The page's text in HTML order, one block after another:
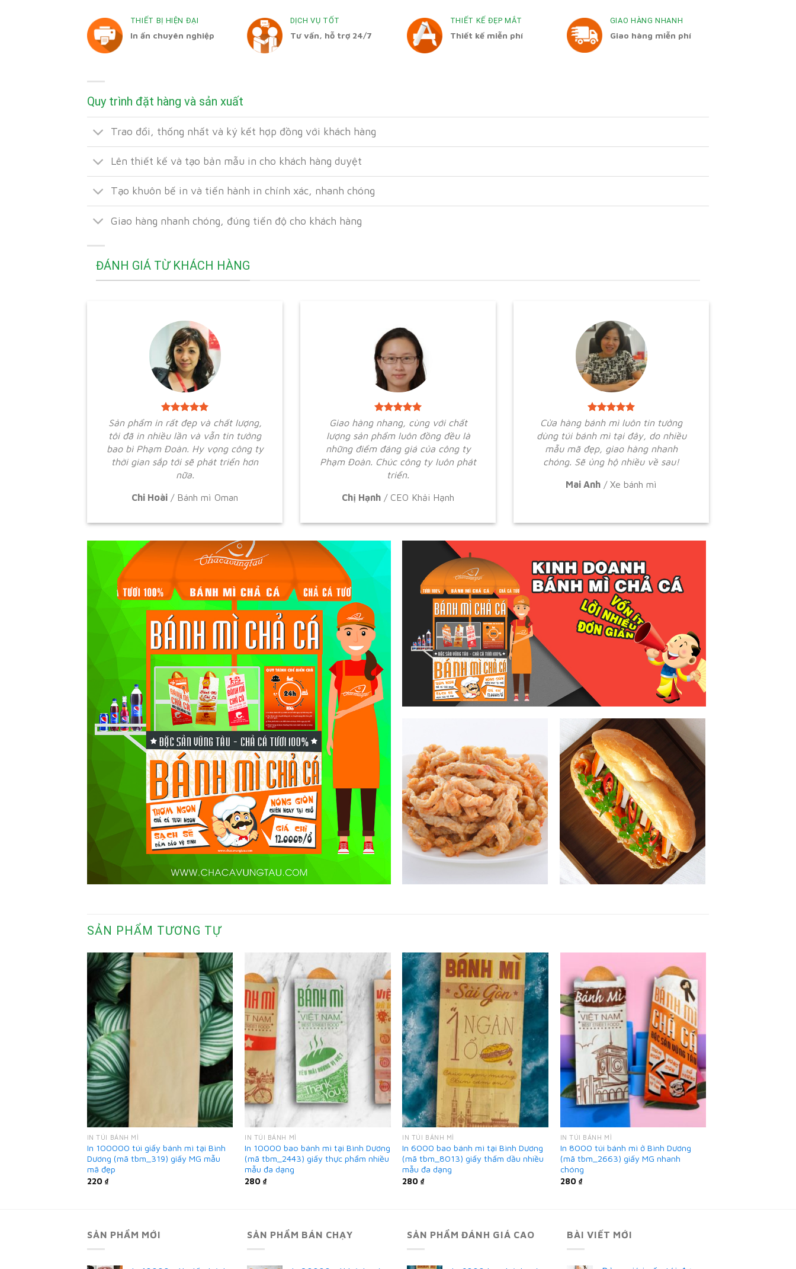
THIẾT BỊ HIỆN ĐẠI
In ấn chuyên nghiệp
DỊCH VỤ TỐT
Tư vấn, hỗ trợ 24/7
THIẾT KẾ ĐẸP MẮT
Thiết kế miễn phí
GIAO HÀNG NHANH
Giao hàng miễn phí
Quy trình đặt hàng và sản xuất
Trao đổi, thống nhất và ký kết hợp đồng với khách hàng
Lên thiết kế và tạo bản mẫu in cho khách hàng duyệt
Tạo khuôn bế in và tiến hành in chính xác, nhanh chóng
Giao hàng nhanh chóng, đúng tiến độ cho khách hàng
ĐÁNH GIÁ TỪ KHÁCH HÀNG
Sản phẩm in rất đẹp và chất lượng,
tôi đã in nhiều lần và vẫn tin tưởng
bao bì Phạm Đoàn. Hy vọng công ty
thời gian sắp tới sẽ phát triển hơn
nữa.
Chi Hoài / Bánh mì Oman
Giao hàng nhang, cùng với chất
lượng sản phẩm luôn đồng đều là
những điểm đáng giá của công ty
Phạm Đoàn. Chúc công ty luôn phát
triển.
Chị Hạnh / CEO Khải Hạnh
Cửa hàng bánh mì luôn tin tưởng
dùng túi bánh mì tại đây, do nhiều
mẫu mã đẹp, giao hàng nhanh
chóng. Sẽ ủng hộ nhiều về sau!
Mai Anh / Xe bánh mì
SẢN PHẨM TƯƠNG TỰ
IN TÚI BÁNH MÌ
In 100000 túi giấy bánh mì tại Bình
Dương (mã tbm_319) giấy MG mẫu
mã đẹp
220 ₫
IN TÚI BÁNH MÌ
In 10000 bao bánh mì tại Bình Dương
(mã tbm_2443) giấy thực phẩm nhiều
mẫu đa dạng
280₫
IN TÚI BÁNH MÌ
In 6000 bao bánh mì tại Bình Dương
(mã tbm_8013) giấy thấm dầu nhiều
mẫu đa dạng
280₫
IN TÚI BÁNH MÌ
In 8000 túi bánh mì ở Bình Dương
(mã tbm_2663) giấy MG nhanh
chóng
280 ₫
SẢN PHẨM MỚI SẢN PHẨM BÁN CHẠY SẢN PHẨM ĐÁNH GIÁ CAO BÀI VIẾT MỚI